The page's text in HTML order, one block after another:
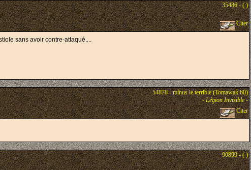
35486 - ( )
Citer
sans avoir contre-attaqué....
54878 - minus le terrible (Tomawak 60)
-Légion Invisible-
Citer
90899 - ( )